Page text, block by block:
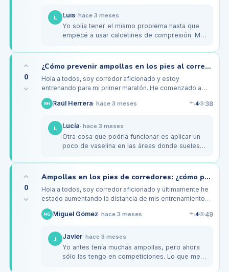
L Luis· hace 3 meses
Yo solía tener el mismo problema hasta que
empecé a usar calcetines de compresión. Me
las ampollas. También…
0
¿Cómo prevenir ampollas en los pies al correr largas distancias?
Hola a todos, soy corredor aficionado y estoy
entrenando para mi primer maratón. He comenzado a
notar que me aparecen ampollas en los pies después
de correr más de 10 kilómetros,…
RH Raúl Herrera· hace 3 meses 4 38
L Lucía· hace 3 meses
Otra cosa que podría funcionar es aplicar un
poco de vaselina en las áreas donde sueles
reduce la fricción. También he…
0
Ampollas en los pies de corredores: ¿cómo prevenirlas durante entrenamientos largos?
Hola a todos, soy corredor aficionado y últimamente he
estado aumentando la distancia de mis entrenamientos.
Sin embargo, he empezado a experimentar ampollas en
la parte posterior…
MG Miguel Gómez· hace 3 meses 4 49
J Javier· hace 3 meses
Yo antes tenía muchas ampollas, pero ahora
sólo las tengo en competiciones. Lo que me